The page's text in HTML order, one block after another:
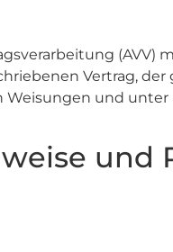
Vertrag,
und unter
und